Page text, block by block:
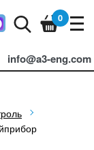
info@a3-eng.com
0